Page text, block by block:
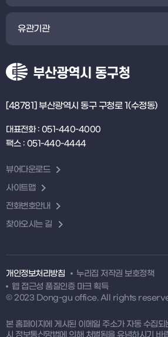
유관기관
[48781] 부산광역시 동구 구청로 1(수정동)
대표전화 : 051-440-4000
팩스 : 051-440-4444
뷰어다운로드
사이트맵
전화번호안내
찾아오시는 길
개인정보처리방침
누리집 저작권 보호정책
웹 접근성 품질인증 마크 획득
© 2023 Dong-gu office. All rights
본 홈페이지에 게시된 이메일 주소가 자동 수집
시 정보통신망법에 의해 처벌됨을 유념하시기 바